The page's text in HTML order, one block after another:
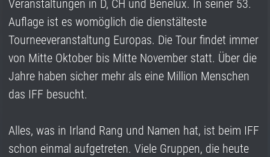
Veranstaltungen in D, CH und Benelux. In seiner 53.
Auflage ist es womöglich die dienstälteste
Tourneeveranstaltung Europas. Die Tour findet immer
von Mitte Oktober bis Mitte November statt. Über die
Jahre haben sicher mehr als eine Million Menschen
das IFF besucht.
Alles, was in Irland Rang und Namen hat, ist beim IFF
schon einmal aufgetreten. Viele Gruppen, die heute